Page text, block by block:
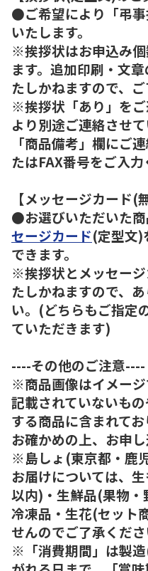
●ご希望により「弔
いたします。
※挨拶状はお申込み
ます。追加印刷・文
たしかねますので、ご
※挨拶状「あり」を
より別途ご連絡させて
「商品備考」欄にご
たはFAX番号をご入力
【メッセージカード(
●お選びいただいた商
セージカード(定型文)
できます。
※挨拶状とメッセー
たしかねますので、
い。(どちらもご指定
ていただきます)
----その他のご注意----
※商品画像はイメー
記載されていないも
する商品に含まれて
お確かめの上、お申し
※島しょ(東京都・鹿
お届けについては、
以内)・生鮮品(果物・
冷凍品・生花(セット
せんのでご了承くださ
※「消費期間」は製